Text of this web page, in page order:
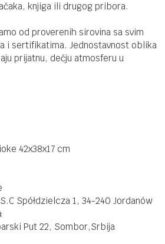
knjiga ili drugog pribora.
od proverenih sirovina sa svim
i sertifikatima. Jednostavnost oblika
prijatnu, dečju atmosferu u
42x38x17 cm
Spółdzielcza 1, 34-240 Jordanów
Put 22, Sombor,Srbija